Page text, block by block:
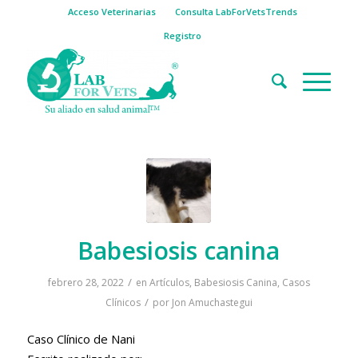
Acceso Veterinarias
Consulta LabForVetsTrends
Registro
Babesiosis canina
febrero 28, 2022 / en Artículos, Babesiosis Canina, Casos
Clínicos / por Jon Amuchastegui
Caso Clínico de Nani